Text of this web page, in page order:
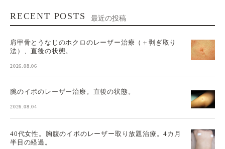
RECENT POSTS 最近の投稿
肩甲骨とうなじのホクロのレーザー治療（＋剥ぎ取り
法）、直後の状態。
2026.08.06
腕のイボのレーザー治療。直後の状態。
2026.08.04
40代女性。胸腹のイボのレーザー取り放題治療。4カ月
半目の経過。